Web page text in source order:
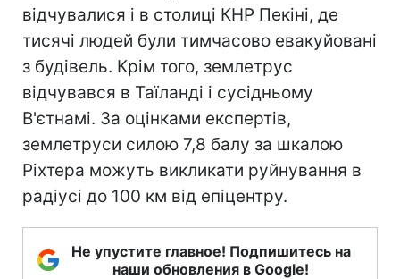
відчувалися і в столиці КНР Пекіні, де
тисячі людей були тимчасово евакуйовані
з будівель. Крім того, землетрус
відчувався в Таїланді і сусідньому
В'єтнамі. За оцінками експертів,
землетруси силою 7,8 балу за шкалою
Ріхтера можуть викликати руйнування в
радіусі до 100 км від епіцентру.
Не упустите главное! Подпишитесь на
наши обновления в Google!